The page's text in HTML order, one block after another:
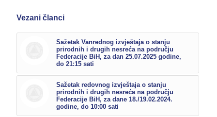
Vezani članci
Sažetak Vanrednog izvještaja o stanju
prirodnih i drugih nesreća na području
Federacije BiH, za dan 25.07.2025 godine,
do 21:15 sati
Sažetak redovnog izvještaja o stanju
prirodnih i drugih nesreća na području
Federacije BiH, za dane 18./19.02.2024.
godine, do 10:00 sati